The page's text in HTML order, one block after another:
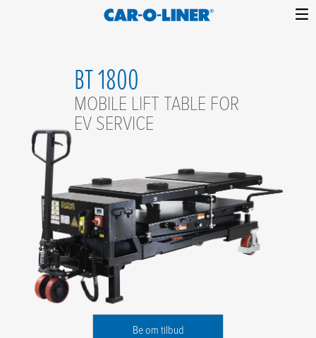
Car-
Collision
BT 1800
MOBILE LIFT TABLE FOR
EV SERVICE
Be om tilbud